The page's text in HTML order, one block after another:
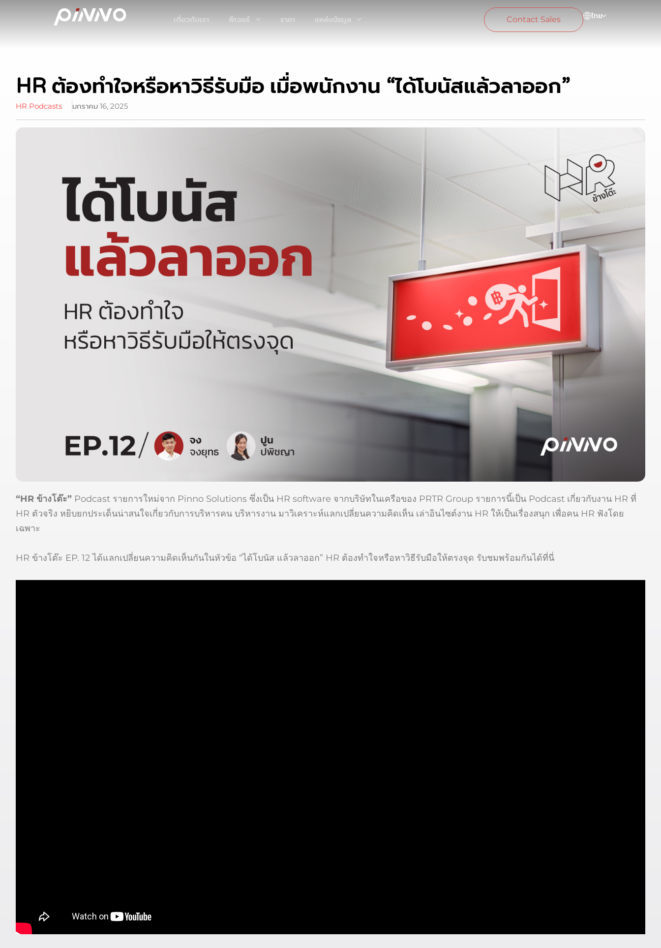
เกี่ยวกับเรา ฟีเจอร์ ราคา แหล่งข้อมูล Contact Sales ไทย
HR ต้องทำใจหรือหาวิธีรับมือ เมื่อพนักงาน “ได้โบนัสแล้วลาออก”
HR Podcasts มกราคม 16, 2025
“HR ข้างโต๊ะ” Podcast รายการใหม่จาก Pinno Solutions ซึ่งเป็น HR software จากบริษัทในเครือของ PRTR Group รายการนี้เป็น Podcast เกี่ยวกับงาน HR ที่
HR ตัวจริง หยิบยกประเด็นน่าสนใจเกี่ยวกับการบริหารคน บริหารงาน มาวิเคราะห์แลกเปลี่ยนความคิดเห็น เล่าอินไซต์งาน HR ให้เป็นเรื่องสนุก เพื่อคน HR ฟังโดย
เฉพาะ
HR ข้างโต๊ะ EP. 12 ได้แลกเปลี่ยนความคิดเห็นกันในหัวข้อ “ได้โบนัส แล้วลาออก” HR ต้องทำใจหรือหาวิธีรับมือให้ตรงจุด รับชมพร้อมกันได้ที่นี่